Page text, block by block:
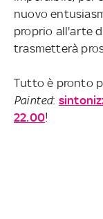
nuovo
proprio all'arte
trasmetterà
Tutto è pronto
Painted:
22.00!